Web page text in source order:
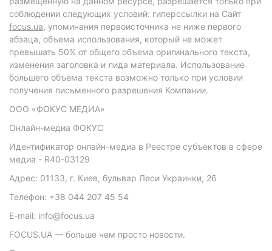
соблюдении следующих условий: гиперссылки на Сайт
focus.ua, упоминания первоисточника не ниже первого
абзаца, объема использования, который не может
превышать 50% от общего объема оригинального текста,
изменения заголовка и лида материала. Использование
большего объема текста возможно только при условии
получения письменного разрешения Компании.
ООО «ФОКУС МЕДИА»
Онлайн-медиа ФОКУС
Идентификатор онлайн-медиа в Реестре субъектов в сфере
медиа - R40-03129
Адрес: 01133, г. Киев, бульвар Леси Украинки, 26
Телефон: +38 044 207 45 54
E-mail: info@focus.ua
FOCUS.UA — больше чем просто новости.